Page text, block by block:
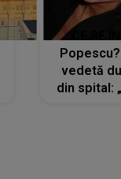
vedetă
din spital: